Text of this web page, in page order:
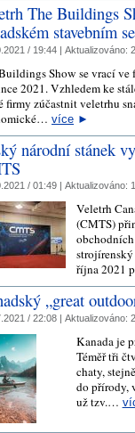
The Buildings
stavebním
/ 19:44 | Aktualizováno:
Show se vrací ve
2021. Vzhledem ke
firmy zúčastnit veletrhu
více ►
národní stánek
/ 01:49 | Aktualizováno:
Veletrh
(CMTS)
října 2021
„great
/ 22:08 | Aktualizováno:
Kanada je
Téměř tři
chaty,
do přírody,
už tzv.…